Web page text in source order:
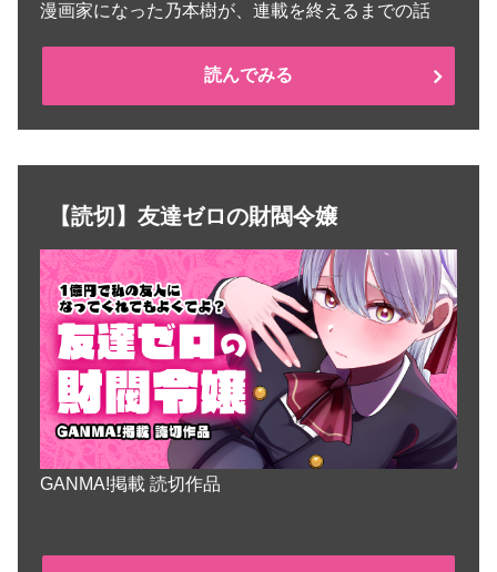
漫画家になった乃本樹が、連載を終えるまでの話
読んでみる
【読切】友達ゼロの財閥令嬢
GANMA!掲載 読切作品